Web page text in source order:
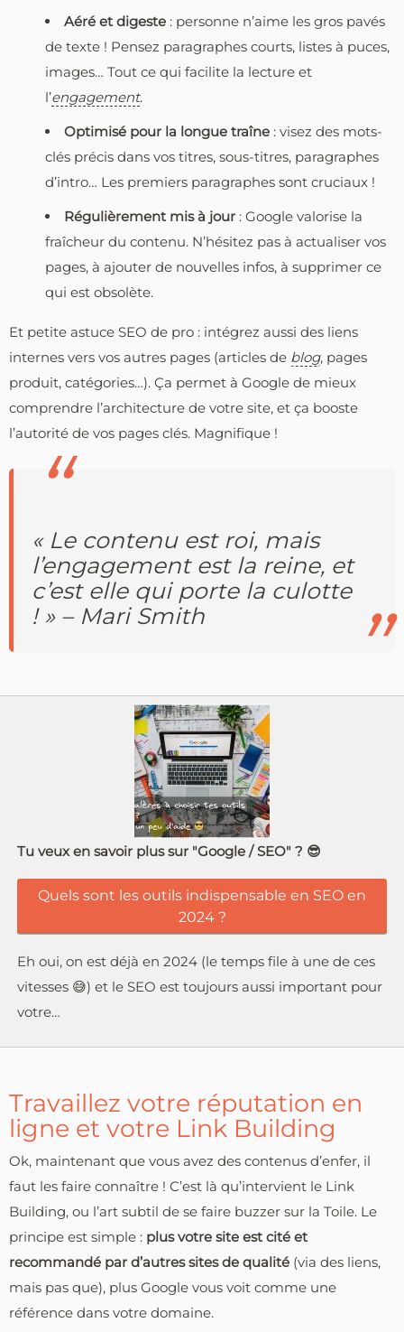
Aéré et digeste : personne n’aime les gros pavés
de texte ! Pensez paragraphes courts, listes à puces,
images… Tout ce qui facilite la lecture et
l’engagement.
Optimisé pour la longue traîne : visez des mots-
clés précis dans vos titres, sous-titres, paragraphes
d’intro… Les premiers paragraphes sont cruciaux !
Régulièrement mis à jour : Google valorise la
fraîcheur du contenu. N’hésitez pas à actualiser vos
pages, à ajouter de nouvelles infos, à supprimer ce
qui est obsolète.
Et petite astuce SEO de pro : intégrez aussi des liens
internes vers vos autres pages (articles de blog, pages
produit, catégories…). Ça permet à Google de mieux
comprendre l’architecture de votre site, et ça booste
l’autorité de vos pages clés. Magnifique !
« Le contenu est roi, mais
l’engagement est la reine, et
c’est elle qui porte la culotte
! » – Mari Smith
Tu veux en savoir plus sur "Google / SEO" ? 😎
Quels sont les outils indispensable en SEO en
2024 ?
Eh oui, on est déjà en 2024 (le temps file à une de ces
vitesses 😅) et le SEO est toujours aussi important pour
votre…
Travaillez votre réputation en
ligne et votre Link Building
Ok, maintenant que vous avez des contenus d’enfer, il
faut les faire connaître ! C’est là qu’intervient le Link
Building, ou l’art subtil de se faire buzzer sur la Toile. Le
principe est simple : plus votre site est cité et
recommandé par d’autres sites de qualité (via des liens,
mais pas que), plus Google vous voit comme une
référence dans votre domaine.